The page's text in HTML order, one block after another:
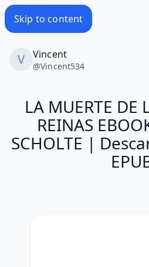
Skip to content
Vincent
@Vincent534
LA MUERTE DE
REINAS
SCHOLTE |